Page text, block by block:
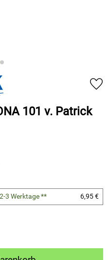
101 v. Patrick
3 Werktage ** 6,95 €